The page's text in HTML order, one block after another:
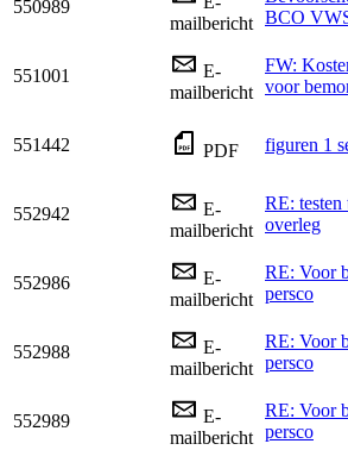
550989
mailbericht BCO
551001
E-
mailbericht
FW:
voor
551442 PDF figuren 1
552942
E-
mailbericht
RE:
overleg
552986
E-
mailbericht
RE: Voor
persco
552988
E-
mailbericht
RE: Voor
persco
552989
E-
mailbericht
RE: Voor
persco